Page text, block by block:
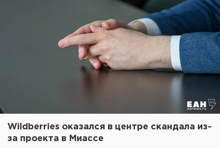
Wildberries оказался в центре скандала из-
за проекта в Миассе